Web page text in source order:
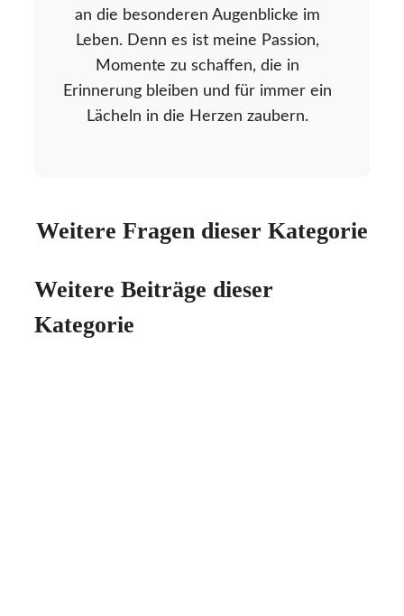
an die besonderen Augenblicke im
Leben. Denn es ist meine Passion,
Momente zu schaffen, die in
Erinnerung bleiben und für immer ein
Lächeln in die Herzen zaubern.
Weitere Fragen dieser Kategorie
Weitere Beiträge dieser
Kategorie